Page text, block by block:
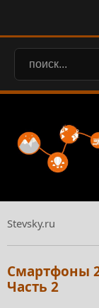
Stevsky.ru
Смартфоны
Часть 2